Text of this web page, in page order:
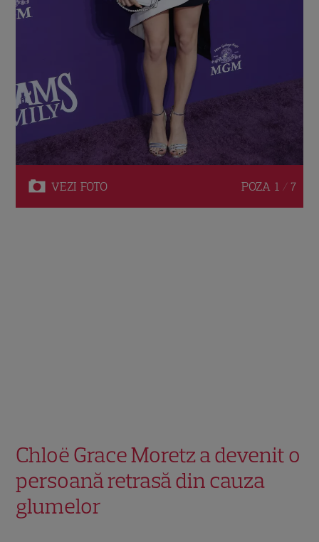
VEZI FOTO POZA 1 / 7
Chloë Grace Moretz a devenit o
persoană retrasă din cauza
glumelor